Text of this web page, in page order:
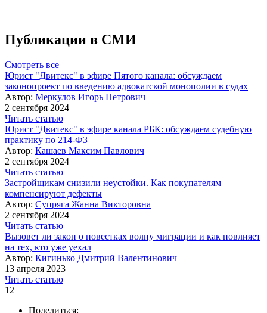
Публикации в СМИ
Смотреть все
Юрист "Двитекс" в эфире Пятого канала: обсуждаем
законопроект по введению адвокатской монополии в судах
Автор: Меркулов Игорь Петрович
2 сентября 2024
Читать статью
Юрист "Двитекс" в эфире канала РБК: обсуждаем судебную
практику по 214-ФЗ
Автор: Кашаев Максим Павлович
2 сентября 2024
Читать статью
Застройщикам снизили неустойки. Как покупателям
компенсируют дефекты
Автор: Супряга Жанна Викторовна
2 сентября 2024
Читать статью
Вызовет ли закон о повестках волну миграции и как повлияет
на тех, кто уже уехал
Автор: Кигинько Дмитрий Валентинович
13 апреля 2023
Читать статью
12
Поделиться: